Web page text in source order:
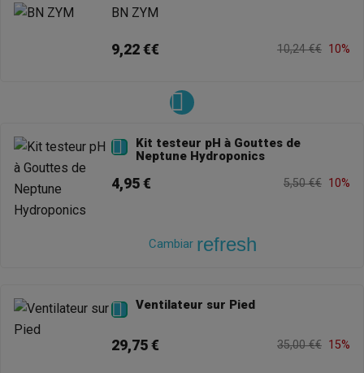
BN ZYM
9,22 €€ 10,24 €€ 10%

Kit testeur pH à Gouttes de
Neptune Hydroponics
4,95 € 5,50 €€ 10%
Cambiar refresh
 Ventilateur sur Pied
29,75 € 35,00 €€ 15%